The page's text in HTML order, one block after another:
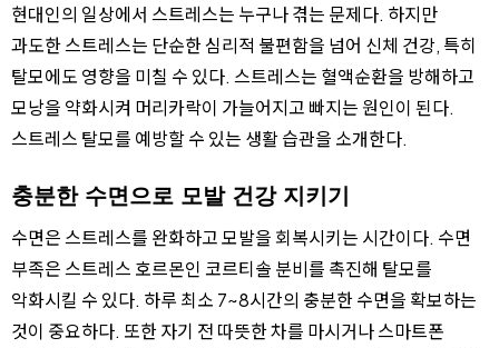
현대인의 일상에서 스트레스는 누구나 겪는 문제다. 하지만
과도한 스트레스는 단순한 심리적 불편함을 넘어 신체 건강, 특히
탈모에도 영향을 미칠 수 있다. 스트레스는 혈액순환을 방해하고
모낭을 약화시켜 머리카락이 가늘어지고 빠지는 원인이 된다.
스트레스 탈모를 예방할 수 있는 생활 습관을 소개한다.
충분한 수면으로 모발 건강 지키기
수면은 스트레스를 완화하고 모발을 회복시키는 시간이다. 수면
부족은 스트레스 호르몬인 코르티솔 분비를 촉진해 탈모를
악화시킬 수 있다. 하루 최소 7~8시간의 충분한 수면을 확보하는
것이 중요하다. 또한 자기 전 따뜻한 차를 마시거나 스마트폰